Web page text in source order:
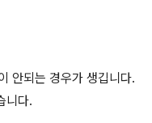
안되는 경우가 생깁니다.
니다.